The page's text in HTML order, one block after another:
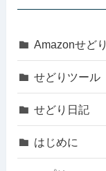
Amazonせどり
せどりツール
せどり日記
はじめに